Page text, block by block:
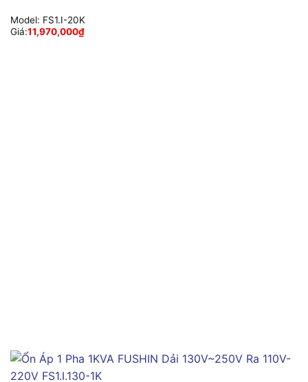
Model: FS1.I-20K
Giá:11,970,000₫